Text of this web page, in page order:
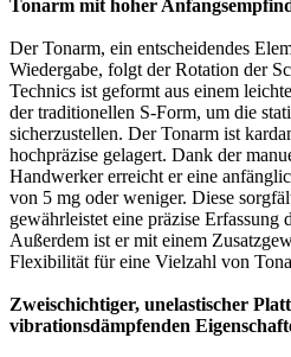
Tonarm mit hoher
Der Tonarm, ein entscheidendes
Wiedergabe, folgt der Rotation der
Technics ist geformt aus einem
der traditionellen S-Form, um die
sicherzustellen. Der Tonarm ist
hochpräzise gelagert. Dank der
Handwerker erreicht er eine
von 5 mg oder weniger. Diese
gewährleistet eine präzise Erfassung
Außerdem ist er mit einem
Flexibilität für eine Vielzahl von
Zweischichtiger, unelastischer
vibrationsdämpfenden